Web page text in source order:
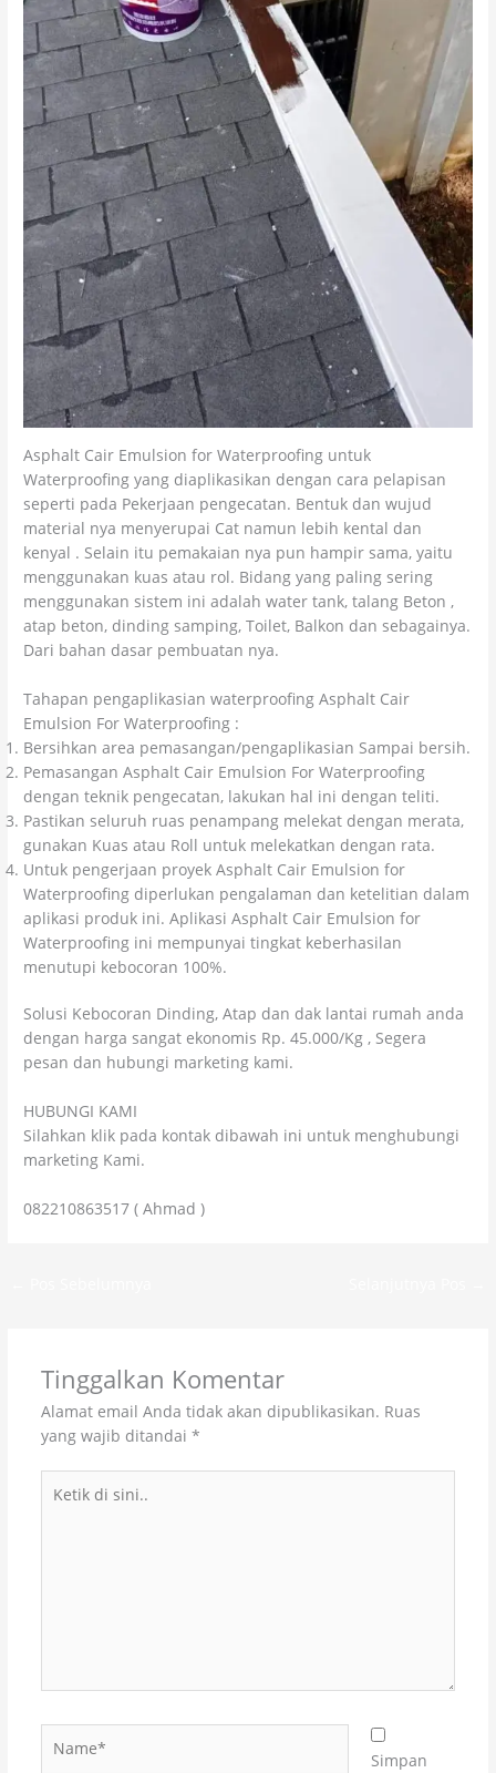
Asphalt Cair Emulsion for Waterproofing untuk
Waterproofing yang diaplikasikan dengan cara pelapisan
seperti pada Pekerjaan pengecatan. Bentuk dan wujud
material nya menyerupai Cat namun lebih kental dan
kenyal . Selain itu pemakaian nya pun hampir sama, yaitu
menggunakan kuas atau rol. Bidang yang paling sering
menggunakan sistem ini adalah water tank, talang Beton ,
atap beton, dinding samping, Toilet, Balkon dan sebagainya.
Dari bahan dasar pembuatan nya.
Tahapan pengaplikasian waterproofing Asphalt Cair
Emulsion For Waterproofing :
Bersihkan area pemasangan/pengaplikasian Sampai bersih.
Pemasangan Asphalt Cair Emulsion For Waterproofing
dengan teknik pengecatan, lakukan hal ini dengan teliti.
Pastikan seluruh ruas penampang melekat dengan merata,
gunakan Kuas atau Roll untuk melekatkan dengan rata.
Untuk pengerjaan proyek Asphalt Cair Emulsion for
Waterproofing diperlukan pengalaman dan ketelitian dalam
aplikasi produk ini. Aplikasi Asphalt Cair Emulsion for
Waterproofing ini mempunyai tingkat keberhasilan
menutupi kebocoran 100%.
Solusi Kebocoran Dinding, Atap dan dak lantai rumah anda
dengan harga sangat ekonomis Rp. 45.000/Kg , Segera
pesan dan hubungi marketing kami.
HUBUNGI KAMI
Silahkan klik pada kontak dibawah ini untuk menghubungi
marketing Kami.
082210863517 ( Ahmad )
Tinggalkan Komentar
Alamat email Anda tidak akan dipublikasikan. Ruas
yang wajib ditandai *
Simpan